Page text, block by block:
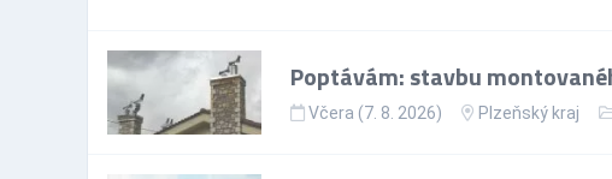
Poptávám: stavbu
Včera (7. 8. 2026) Plzeňský kraj